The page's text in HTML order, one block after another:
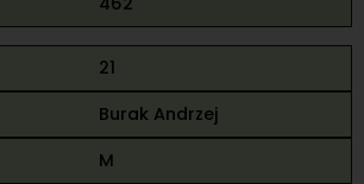
21
Burak Andrzej
M